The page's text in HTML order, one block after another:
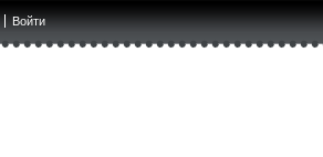
Войти